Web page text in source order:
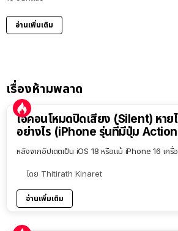
อ่านเพิ่มเติม
เรื่องห้ามพลาด
ไอคอนโหมดปิดเสียง (Silent) หาย
อย่างไร (iPhone รุ่นที่มีปุ่ม
หลังจากอัปเดตเป็น iOS 18 หรือแม้ iPhone 16 เครื่
โดย Thitirath Kinaret
อ่านเพิ่มเติม